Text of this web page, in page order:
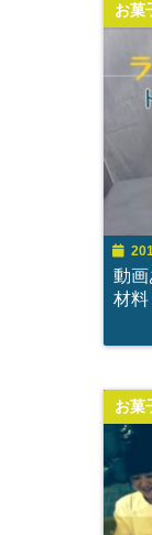
お菓
動
材
お菓